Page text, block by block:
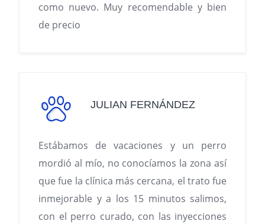
como nuevo. Muy recomendable y bien
de precio
JULIAN FERNÁNDEZ
Estábamos de vacaciones y un perro
mordió al mío, no conocíamos la zona así
que fue la clínica más cercana, el trato fue
inmejorable y a los 15 minutos salimos,
con el perro curado, con las inyecciones